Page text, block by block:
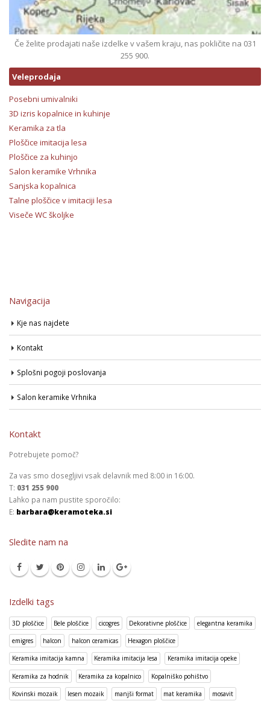
Če želite prodajati naše izdelke v vašem kraju, nas pokličite na 031
255 900.
Veleprodaja
Posebni umivalniki
3D izris kopalnice in kuhinje
Keramika za tla
Ploščice imitacija lesa
Ploščice za kuhinjo
Salon keramike Vrhnika
Sanjska kopalnica
Talne ploščice v imitaciji lesa
Viseče WC školjke
Navigacija
Kje nas najdete
Kontakt
Splošni pogoji poslovanja
Salon keramike Vrhnika
Kontakt
Potrebujete pomoč?
Za vas smo dosegljivi vsak delavnik med 8:00 in 16:00.
T: 031 255 900
Lahko pa nam pustite sporočilo:
E: barbara@keramoteka.si
Sledite nam na
Izdelki tags
3D ploščice Bele ploščice cicogres Dekorativne ploščice elegantna keramika
emigres halcon halcon ceramicas Hexagon ploščice
Keramika imitacija kamna Keramika imitacija lesa Keramika imitacija opeke
Keramika za hodnik Keramika za kopalnico Kopalniško pohištvo
Kovinski mozaik lesen mozaik manjši format mat keramika mosavit